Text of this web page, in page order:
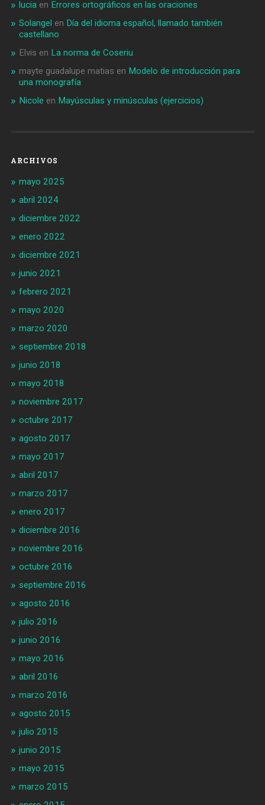
luciaen Errores ortográficos en las oraciones
Solangel en Día del idioma español, llamado también
castellano
Elvis en La norma de Coseriu
mayte guadalupe matias en Modelo de introducción para
una monografía
Nicole en Mayúsculas y minúsculas (ejercicios)
ARCHIVOS
mayo 2025
abril 2024
diciembre 2022
enero 2022
diciembre 2021
junio 2021
febrero 2021
mayo 2020
marzo 2020
septiembre 2018
junio 2018
mayo 2018
noviembre 2017
octubre 2017
agosto 2017
mayo 2017
abril 2017
marzo 2017
enero 2017
diciembre 2016
noviembre 2016
octubre 2016
septiembre 2016
agosto 2016
julio 2016
junio 2016
mayo 2016
abril 2016
marzo 2016
agosto 2015
julio 2015
junio 2015
mayo 2015
marzo 2015